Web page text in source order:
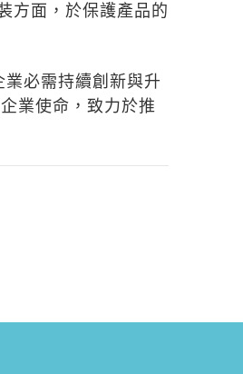
方面，於保護產品的
必需持續創新與升
業使命，致力於推